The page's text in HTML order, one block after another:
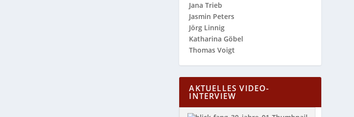
Jana Trieb
Jasmin Peters
Jörg Linnig
Katharina Göbel
Thomas Voigt
AKTUELLES VIDEO-
INTERVIEW